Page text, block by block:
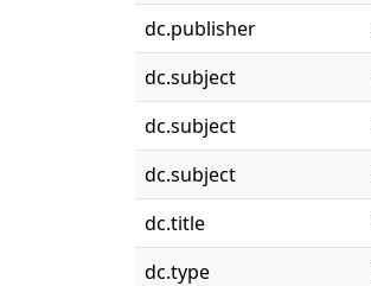
dc.publisher
dc.subject
dc.subject
dc.subject
dc.title
dc.type